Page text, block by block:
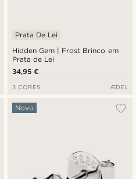
Hidden Gem | Frost Brinco em
Prata de Lei
Prata De Lei
34,95 €
3 CORES ÆDEL
Novo